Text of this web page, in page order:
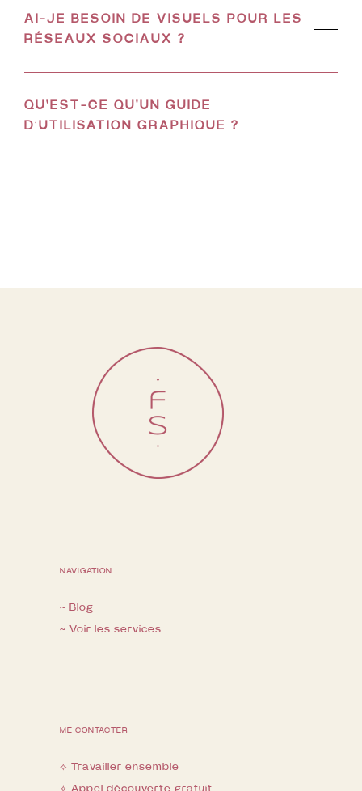
AI-JE BESOIN DE VISUELS POUR LES
RÉSEAUX SOCIAUX ?
QU'EST-CE QU'UN GUIDE
D’UTILISATION GRAPHIQUE ?
NAVIGATION
~ Blog
~ Voir les services
ME CONTACTER
⟡ Travailler ensemble